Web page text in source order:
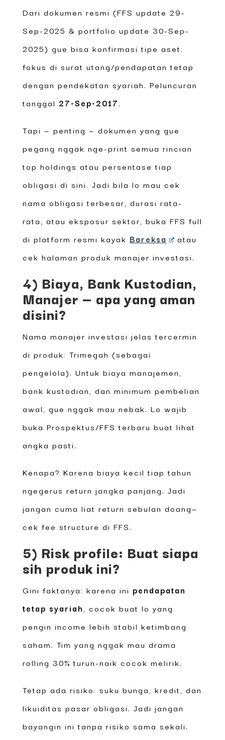
Dari dokumen resmi (FFS update 29-
Sep-2025 & portfolio update 30-Sep-
2025) gue bisa konfirmasi tipe aset:
fokus di surat utang/pendapatan tetap
dengan pendekatan syariah. Peluncuran
tanggal 27-Sep-2017.
Tapi — penting — dokumen yang gue
pegang nggak nge-print semua rincian
top holdings atau persentase tiap
obligasi di sini. Jadi bila lo mau cek
nama obligasi terbesar, durasi rata-
rata, atau eksposur sektor, buka FFS full
di platform resmi kayak Bareksa
atau
cek halaman produk manajer investasi.
4) Biaya, Bank Kustodian,
Manajer — apa yang aman
disini?
Nama manajer investasi jelas tercermin
di produk: Trimegah (sebagai
pengelola). Untuk biaya manajemen,
bank kustodian, dan minimum pembelian
awal, gue nggak mau nebak. Lo wajib
buka Prospektus/FFS terbaru buat lihat
angka pasti.
Kenapa? Karena biaya kecil tiap tahun
ngegerus return jangka panjang. Jadi
jangan cuma liat return sebulan doang—
cek fee structure di FFS.
5) Risk profile: Buat siapa
sih produk ini?
Gini faktanya: karena ini pendapatan
tetap syariah , cocok buat lo yang
pengin income lebih stabil ketimbang
saham. Tim yang nggak mau drama
rolling 30% turun-naik cocok melirik.
Tetap ada risiko: suku bunga, kredit, dan
likuiditas pasar obligasi. Jadi jangan
bayangin ini tanpa risiko sama sekali.